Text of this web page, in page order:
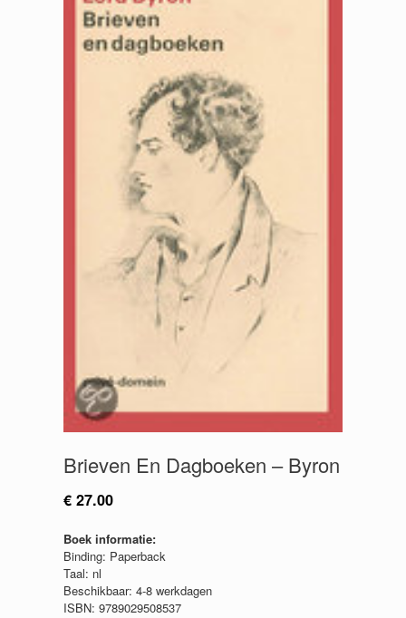
Brieven En Dagboeken – Byron
€ 27.00
Boek informatie:
Binding: Paperback
Taal: nl
Beschikbaar: 4-8 werkdagen
ISBN: 9789029508537